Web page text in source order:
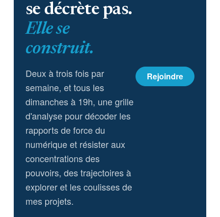
se décrète pas.
Elle se
construit.
Deux à trois fois par
semaine, et tous les
dimanches à 19h, une grille
d'analyse pour décoder les
rapports de force du
numérique et résister aux
concentrations des
pouvoirs, des trajectoires à
explorer et les coulisses de
mes projets.
Rejoindre